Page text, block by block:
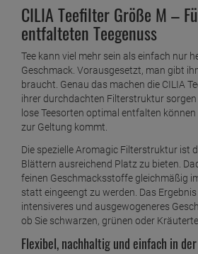
CILIA Teefilter Größe M –
entfalteten Teegenuss
Tee kann viel mehr sein als einfach nur
Geschmack. Vorausgesetzt, man gibt
braucht. Genau das machen die CILIA
ihrer durchdachten Filterstruktur sorgen
lose Teesorten optimal entfalten
zur Geltung kommt.
Die spezielle Aromagic Filterstruktur ist
Blättern ausreichend Platz zu bieten.
feinen Geschmacksstoffe gleichmäßig
statt eingeengt zu werden. Das
intensiveres und ausgewogeneres
ob Sie schwarzen, grünen oder
Flexibel, nachhaltig und einfach in